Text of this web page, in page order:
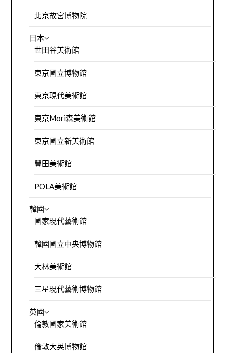
北京故宮博物院
日本
世田谷美術館
東京國立博物館
東京現代美術館
東京Mori森美術館
東京國立新美術館
豐田美術館
POLA美術館
韓國
國家現代藝術館
韓國國立中央博物館
大林美術館
三星現代藝術博物館
英國
倫敦國家美術館
倫敦大英博物館